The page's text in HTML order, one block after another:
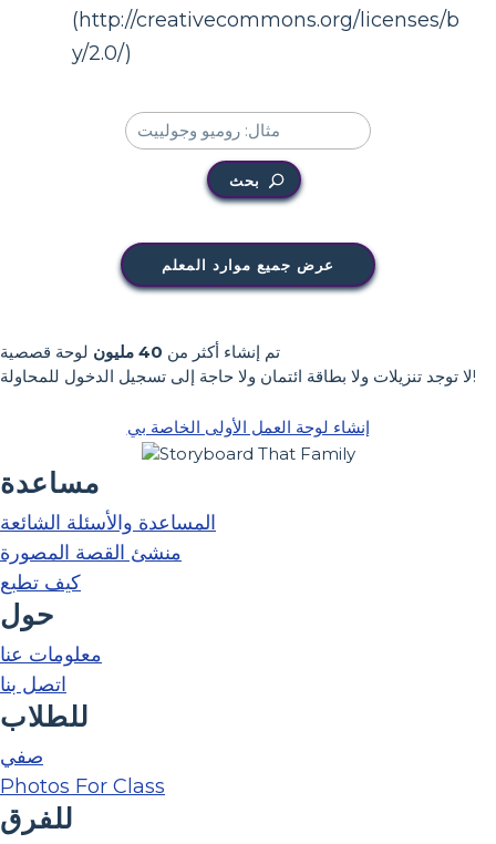
(http://creativecommons.org/licenses/b
y/2.0/)
بحث
عرض جميع موارد المعلم
تم إنشاء أكثر من 40 مليون
لوحة قصصية
لا توجد تنزيلات ولا بطاقة ائتمان ولا حاجة إلى تسجيل الدخول للمحاولة!
إنشاء لوحة العمل الأولى الخاصة بي
مساعدة
المساعدة والأسئلة الشائعة
منشئ القصة المصورة
كيف تطبع
حول
معلومات عنا
اتصل بنا
للطلاب
صفي
Photos For Class
للفرق